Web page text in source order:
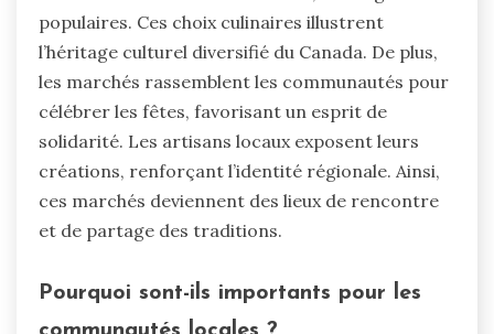
populaires. Ces choix culinaires illustrent
l’héritage culturel diversifié du Canada. De plus,
les marchés rassemblent les communautés pour
célébrer les fêtes, favorisant un esprit de
solidarité. Les artisans locaux exposent leurs
créations, renforçant l’identité régionale. Ainsi,
ces marchés deviennent des lieux de rencontre
et de partage des traditions.
Pourquoi sont-ils importants pour les